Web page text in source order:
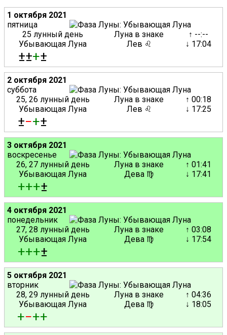
1 октября 2021
пятница
25 лунный день
Убывающая Луна
Луна в знаке
Лев ♌
↑ --:--
↓ 17:04
±±+±
2 октября 2021
суббота
25, 26 лунный день
Убывающая Луна
Луна в знаке
Лев ♌
↑ 00:18
↓ 17:25
±−+±
3 октября 2021
воскресенье
26, 27 лунный день
Убывающая Луна
Луна в знаке
Дева ♍
↑ 01:41
↓ 17:41
+++±
4 октября 2021
понедельник
27, 28 лунный день
Убывающая Луна
Луна в знаке
Дева ♍
↑ 03:08
↓ 17:54
+++±
5 октября 2021
вторник
28, 29 лунный день
Убывающая Луна
Луна в знаке
Дева ♍
↑ 04:36
↓ 18:05
+−++